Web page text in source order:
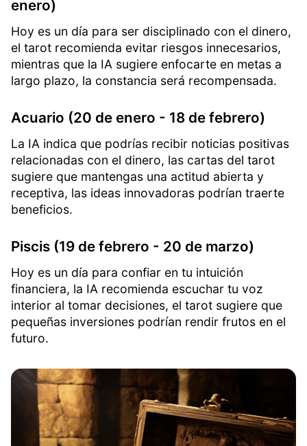
enero)
Hoy es un día para ser disciplinado con el dinero,
el tarot recomienda evitar riesgos innecesarios,
mientras que la IA sugiere enfocarte en metas a
largo plazo, la constancia será recompensada.
Acuario (20 de enero - 18 de febrero)
La IA indica que podrías recibir noticias positivas
relacionadas con el dinero, las cartas del tarot
sugiere que mantengas una actitud abierta y
receptiva, las ideas innovadoras podrían traerte
beneficios.
Piscis (19 de febrero - 20 de marzo)
Hoy es un día para confiar en tu intuición
financiera, la IA recomienda escuchar tu voz
interior al tomar decisiones, el tarot sugiere que
pequeñas inversiones podrían rendir frutos en el
futuro.